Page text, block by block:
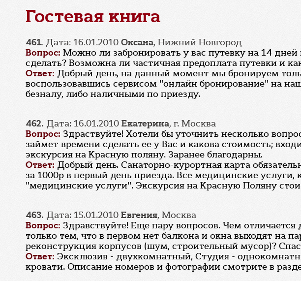
Гостевая книга
461. Дата: 16.01.2010 Оксана, Нижний Новгород
Вопрос: Можно ли забронировать у вас путевку на 14
сделать? Возможна ли частичная предоплата путевки и
Ответ: Добрый день, на данный момент мы бронируем
воспользовавшись сервисом "онлайн бронирование" на
безналу, либо наличными по приезду.
462. Дата: 16.01.2010 Екатерина, г. Москва
Вопрос: Здраствуйте! Хотели бы уточнить несколько
займет времени сделать ее у Вас и какова стоимость;
экскурсия на Красную поляну. Заранее благодарны.
Ответ: Добрый день. Санаторно-курортная карта
за 1000р в первый день приезда. Все медицинские
"медицинские услуги". Экскурсия на Красную Поляну
463. Дата: 15.01.2010 Евгения, Москва
Вопрос: Здравствуйте! Еще пару вопросов. Чем
только тем, что в первом нет балкона и окна выходят
реконструкция корпусов (шум, строительный мусор)?
Ответ: Эксклюзив - двухкомнатный, Студия -
кровати. Описание номеров и фотографии смотрите в